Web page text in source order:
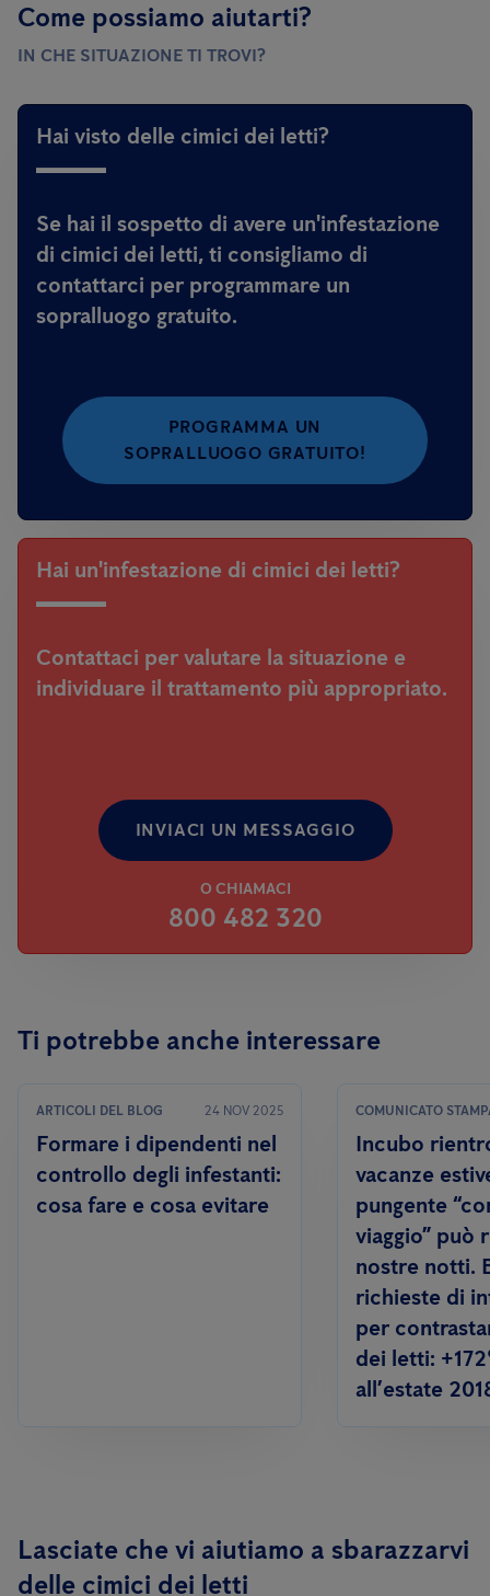
Come possiamo aiutarti?
IN CHE SITUAZIONE TI TROVI?
Hai visto delle cimici dei letti?
Se hai il sospetto di avere un'infestazione
di cimici dei letti, ti consigliamo di
contattarci per programmare un
sopralluogo gratuito.
PROGRAMMA UN
SOPRALLUOGO GRATUITO!
Hai un'infestazione di cimici dei letti?
Contattaci per valutare la situazione e
individuare il trattamento più appropriato.
INVIACI UN MESSAGGIO
O CHIAMACI
800 482 320
Ti potrebbe anche interessare
ARTICOLI DEL BLOG 24 NOV 2025
Formare i dipendenti nel
controllo degli infestanti:
cosa fare e cosa evitare
COMUNICATO
Incubo
vacanze
pungente
viaggio” può
nostre notti.
richieste di
per
dei letti:
all’estate
Lasciate che vi aiutiamo a sbarazzarvi
delle cimici dei letti